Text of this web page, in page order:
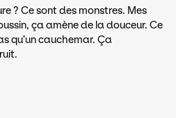
? Ce sont des monstres. Mes
ça amène de la douceur. Ce
qu’un cauchemar. Ça